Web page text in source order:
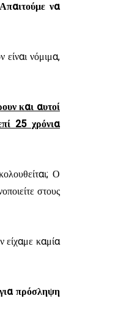
να
είναι νόμιμα,
και αυτοί
25 χρόνια
Ο
στους
είχαμε καμία
πρόσληψη